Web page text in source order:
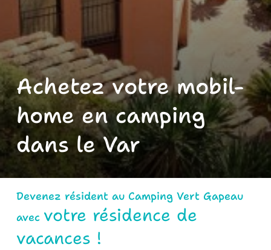
Achetez votre mobil-
home en camping
dans le Var
Devenez résident au Camping Vert Gapeau
avec votre résidence de
vacances !